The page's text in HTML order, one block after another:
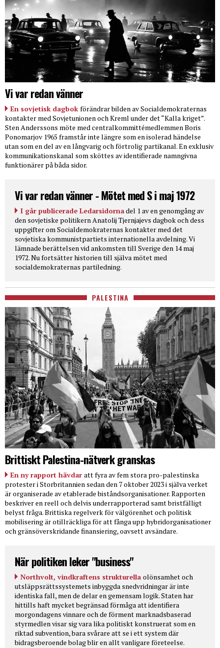
Vi var redan vänner
En sovjetisk dagbok förändrar bilden av Socialdemokraternas
kontakter med Sovjetunionen och Kreml under det “Kalla kriget”.
Sten Anderssons möte med centralkommittémedlemmen Boris
Ponomarjov 1965 framstår inte längre som en isolerad händelse
utan som en del av en långvarig och förtrolig partikanal. En exklusiv
kommunikationskanal som sköttes av identifierade namngivna
funktionärer på båda sidor.
Vi var redan vänner - Mötet med S i maj 1972
I går publicerade Ledarsidornadel 1 av en genomgång av
den sovjetiske politikern Anatolij Tjernjajevs dagbok och dess
uppgifter om Socialdemokraternas kontakter med det
sovjetiska kommunistpartiets internationella avdelning. Vi
lämnade berättelsen vid ankomsten till Sverige den 14 maj
1972. Nu fortsätter historien till själva mötet med
socialdemokraternas partiledning.
PALESTINA
Brittiskt Palestina-nätverk granskas
En ny rapport hävdar att fyra av fem stora pro-palestinska
protester i Storbritannien sedan den 7 oktober 2023 i själva verket
är organiserade av etablerade biståndsorganisationer. Rapporten
beskriver en reell och delvis underrapporterad samt bristfälligt
belyst fråga. Brittiska regelverk för välgörenhet och politisk
mobilisering är otillräckliga för att fånga upp hybridorganisationer
och gränsöverskridande finansiering, oavsett avsändare.
När politiken leker "business"
Northvolt, vindkraftens strukturella olönsamhet och
utsläppsrättssystemets inbyggda snedvridningar är inte
identiska fall, men de delar en gemensam logik. Staten har
hittills haft mycket begränsad förmåga att identifiera
morgondagens vinnare och de förment marknadsbaserad
styrmedlen visar sig vara lika politiskt konstruerat som en
riktad subvention, bara svårare att se i ett system där
bidragsberoende bolag blir en allt vanligare företeelse.